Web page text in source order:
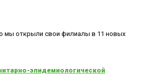
мы открыли свои филиалы в 11 новых
эпидемиологической